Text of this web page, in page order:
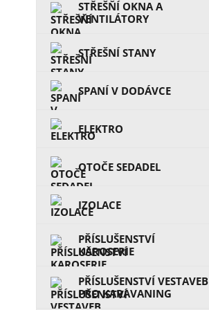
STŘEŠŇÍ OKNA A
VENTILÁTORY
STŘEŠNÍ STANY
SPANÍ V DODÁVCE
ELEKTRO
OTOČE SEDADEL
IZOLACE
PŘÍSLUŠENSTVÍ
KAROSERIE
PŘÍSLUŠENSTVÍ VESTAVEB
PRO KARAVANING